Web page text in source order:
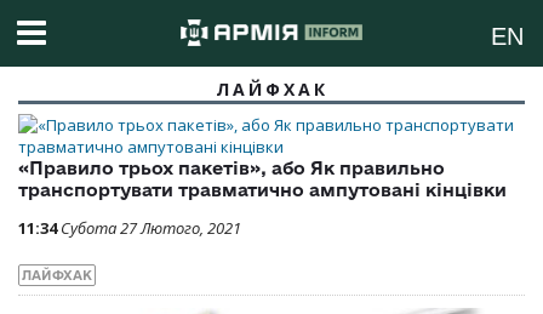
EN
ЛАЙФХАК
«Правило трьох пакетів», або Як правильно
транспортувати травматично ампутовані кінцівки
11:34 Субота 27 Лютого, 2021
ЛАЙФХАК